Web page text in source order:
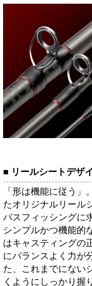
■ リールシートデザ
「形は機能に従う
たオリジナルリール
バスフィッシングに
シンプルかつ機能的
はキャスティングの
にバランスよく力が
た、これまでにない
くようにしっかり握